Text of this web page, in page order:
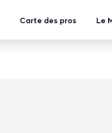
Carte des pros Le